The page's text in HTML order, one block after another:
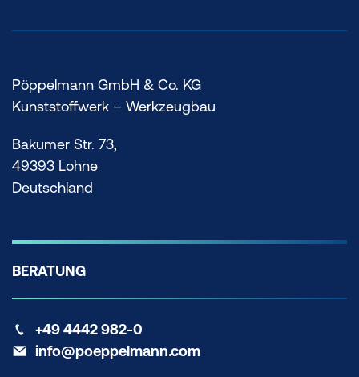
Pöppelmann GmbH & Co. KG
Kunststoffwerk – Werkzeugbau
Bakumer Str. 73,
49393 Lohne
Deutschland
BERATUNG
+49 4442 982-0
info@poeppelmann.com